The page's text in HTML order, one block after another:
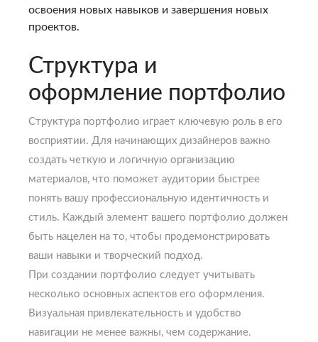
освоения новых навыков и завершения новых
проектов.
Структура и
оформление портфолио
Структура портфолио играет ключевую роль в его
восприятии. Для начинающих дизайнеров важно
создать четкую и логичную организацию
материалов, что поможет аудитории быстрее
понять вашу профессиональную идентичность и
стиль. Каждый элемент вашего портфолио должен
быть нацелен на то, чтобы продемонстрировать
ваши навыки и творческий подход.
При создании портфолио следует учитывать
несколько основных аспектов его оформления.
Визуальная привлекательность и удобство
навигации не менее важны, чем содержание.